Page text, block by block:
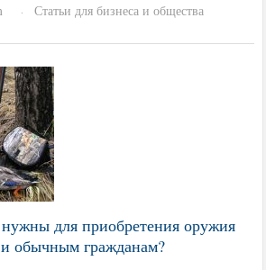
· Статьи для бизнеса и общества
для приобретения оружия
обычным гражданам?